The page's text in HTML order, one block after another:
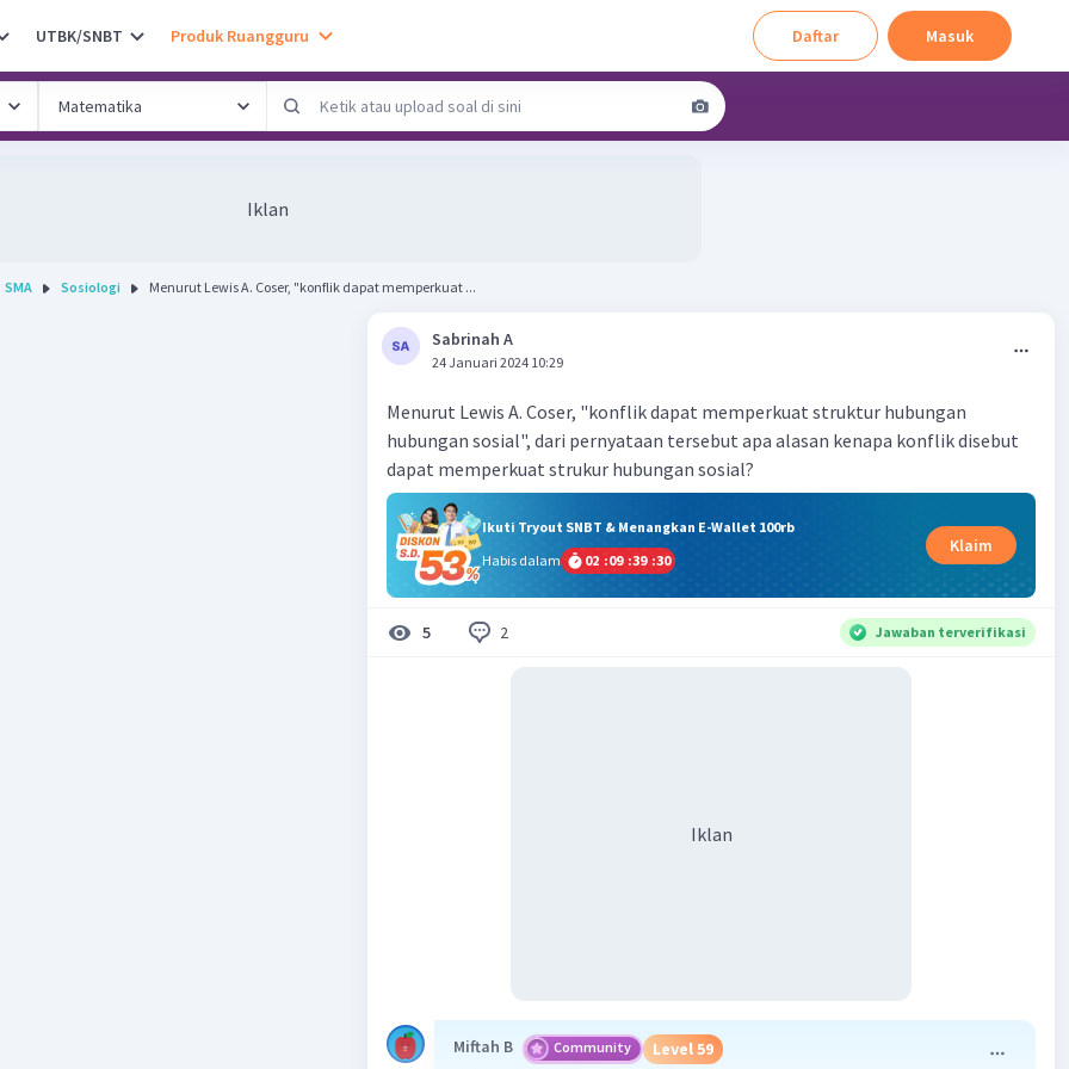
UTBK/SNBT Produk Ruangguru Daftar Masuk
Iklan
SMA Sosiologi Menurut Lewis A. Coser, "konflik dapat memperkuat ...
Sabrinah A
24 Januari 2024 10:29
Menurut Lewis A. Coser, "konflik dapat memperkuat struktur hubungan
hubungan sosial", dari pernyataan tersebut apa alasan kenapa konflik disebut
dapat memperkuat strukur hubungan sosial?
Ikuti Tryout SNBT & Menangkan E-Wallet 100rb
Habis dalam
02 :09 :39 :29
Klaim
5 2 Jawaban terverifikasi
Iklan
Miftah B Community Level 59